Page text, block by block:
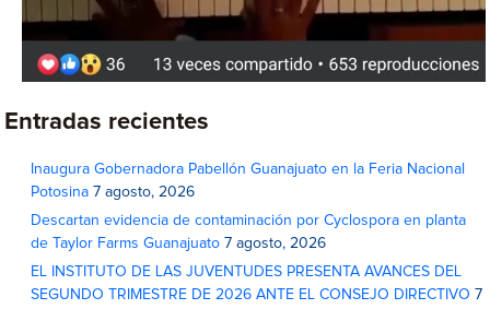
Entradas recientes
Inaugura Gobernadora Pabellón Guanajuato en la Feria Nacional
Potosina 7 agosto, 2026
Descartan evidencia de contaminación por Cyclospora en planta
de Taylor Farms Guanajuato 7 agosto, 2026
EL INSTITUTO DE LAS JUVENTUDES PRESENTA AVANCES DEL
SEGUNDO TRIMESTRE DE 2026 ANTE EL CONSEJO DIRECTIVO 7